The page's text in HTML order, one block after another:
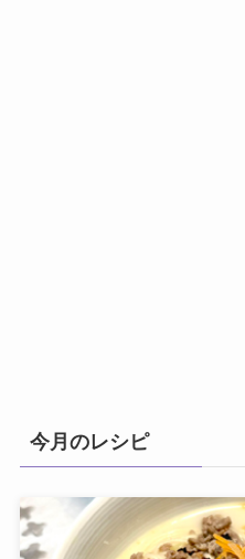
今月のレシピ